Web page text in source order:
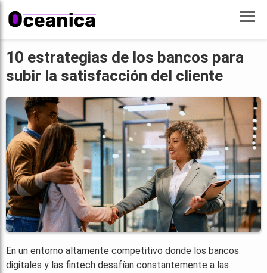
10 estrategias de los bancos para
subir la satisfacción del cliente
En un entorno altamente competitivo donde los bancos
digitales y las fintech desafían constantemente a las